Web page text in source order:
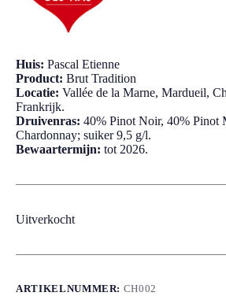
Huis: Pascal Etienne
Product: Brut Tradition
Locatie: Vallée de la Marne, Mardueil,
Frankrijk.
Druivenras: 40% Pinot Noir, 40% Pinot
Chardonnay; suiker 9,5 g/l.
Bewaartermijn: tot 2026.
Uitverkocht
ARTIKELNUMMER: CH002